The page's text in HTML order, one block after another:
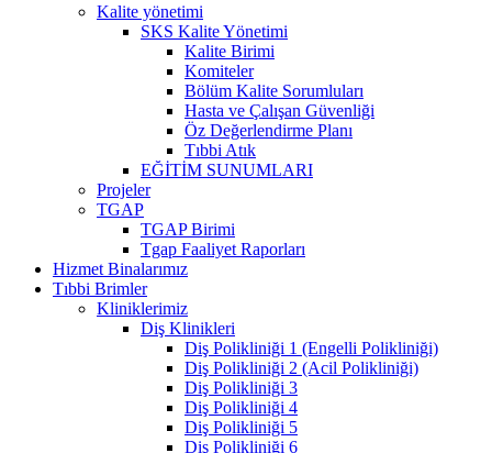
Kalite yönetimi
SKS Kalite Yönetimi
Kalite Birimi
Komiteler
Bölüm Kalite Sorumluları
Hasta ve Çalışan Güvenliği
Öz Değerlendirme Planı
Tıbbi Atık
EĞİTİM SUNUMLARI
Projeler
TGAP
TGAP Birimi
Tgap Faaliyet Raporları
Hizmet Binalarımız
Tıbbi Brimler
Kliniklerimiz
Diş Klinikleri
Diş Polikliniği 1 (Engelli Polikliniği)
Diş Polikliniği 2 (Acil Polikliniği)
Diş Polikliniği 3
Diş Polikliniği 4
Diş Polikliniği 5
Diş Polikliniği 6